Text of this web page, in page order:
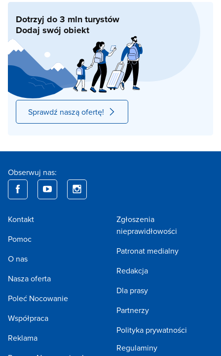
Dotrzyj do 3 mln turystów
Dodaj swój obiekt
Sprawdź naszą ofertę!
Obserwuj nas:
Kontakt
Pomoc
O nas
Nasza oferta
Poleć Nocowanie
Współpraca
Reklama
Zgłoszenia
nieprawidłowości
Patronat medialny
Redakcja
Dla prasy
Partnerzy
Polityka prywatności
Regulaminy